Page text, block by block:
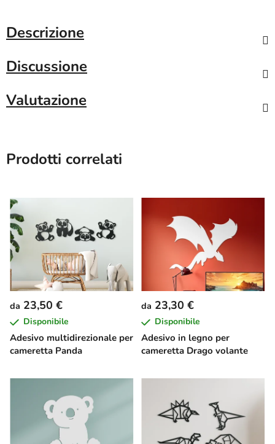
Descrizione
Discussione
Valutazione
Prodotti correlati
Adesivo multidirezionale per
cameretta Panda
da 23,50 €
Disponibile
Adesivo in legno per
cameretta Drago volante
da 23,30 €
Disponibile